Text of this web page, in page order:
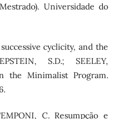
Universidade do
cyclicity, and the
S.D.; SEELEY,
the Minimalist Program.
C. Resumpção e